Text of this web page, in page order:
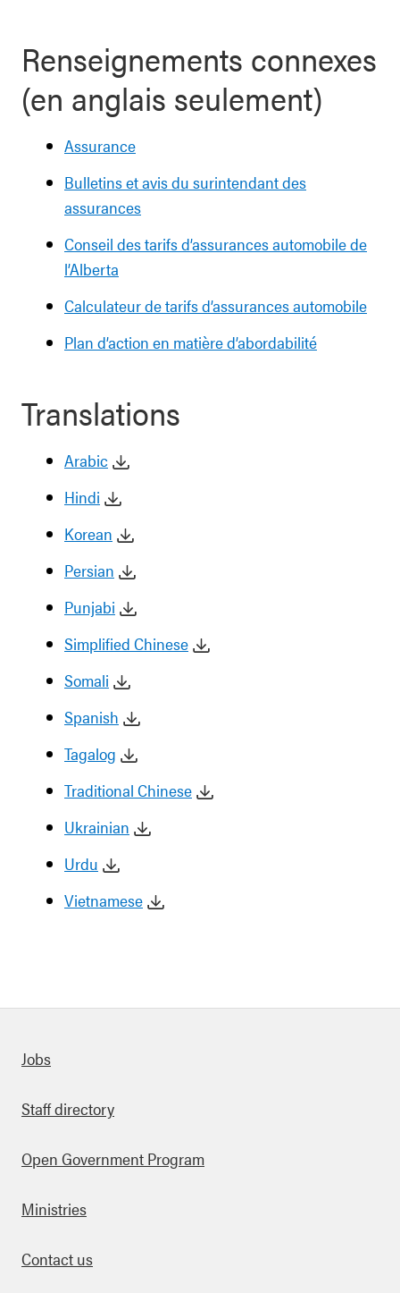
Renseignements connexes
(en anglais seulement)
Assurance
Bulletins et avis du surintendant des
assurances
Conseil des tarifs d’assurances automobile de
l’Alberta
Calculateur de tarifs d’assurances automobile
Plan d’action en matière d’abordabilité
Translations
Arabic
Hindi
Korean
Persian
Punjabi
Simplified Chinese
Somali
Spanish
Tagalog
Traditional Chinese
Ukrainian
Urdu
Vietnamese
links
Jobs
Staff directory
Open Government Program
Ministries
Contact us